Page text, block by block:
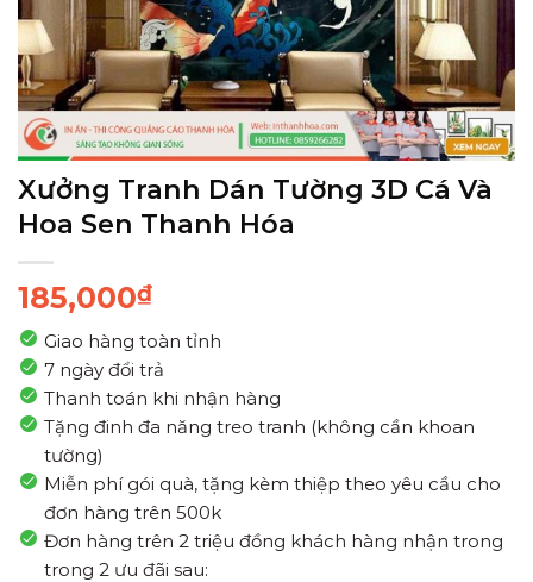
Xưởng Tranh Dán Tường 3D Cá Và
Hoa Sen Thanh Hóa
185,000₫
Giao hàng toàn tỉnh
7 ngày đổi trả
Thanh toán khi nhận hàng
Tặng đinh đa năng treo tranh (không cần khoan
tường)
Miễn phí gói quà, tặng kèm thiệp theo yêu cầu cho
đơn hàng trên 500k
Đơn hàng trên 2 triệu đồng khách hàng nhận trong
trong 2 ưu đãi sau: